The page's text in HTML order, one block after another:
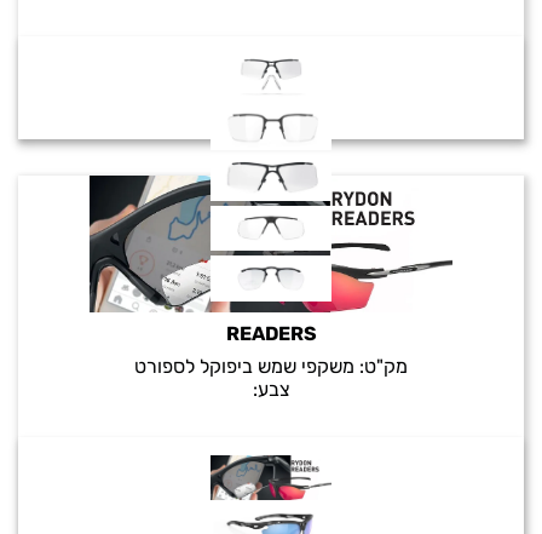
READERS
מק"ט: משקפי שמש ביפוקל לספורט
צבע: